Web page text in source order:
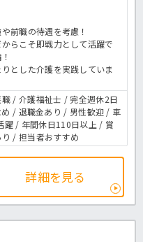
前職の待遇を考慮！
らこそ即戦力として活躍で
とした介護を実践していま
/ 介護福祉士 / 完全週休2日
/ 退職金あり / 男性歓迎 / 車
躍 / 年間休日110日以上 / 賞
/ 担当者おすすめ
詳細を見る